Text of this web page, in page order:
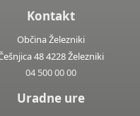
Kontakt
Občina Železniki
48 4228 Železniki
04 500 00 00
Uradne ure